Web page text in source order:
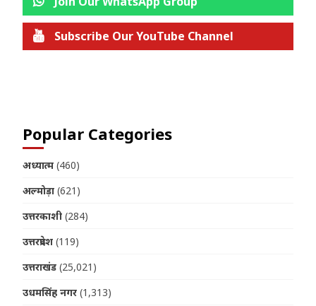
Subscribe Our YouTube Channel
Popular Categories
अध्यात्म (460)
अल्मोड़ा (621)
उत्तरकाशी (284)
उत्तरप्रदेश (119)
उत्तराखंड (25,021)
उधमसिंह नगर (1,313)